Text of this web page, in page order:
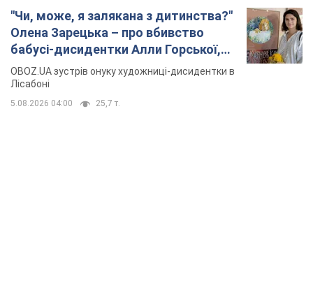
"Чи, може, я залякана з дитинства?"
Олена Зарецька – про вбивство
бабусі-дисидентки Алли Горської,
критику Дмитра Стуса та втечу в
Португалію з 5 дітьми
OBOZ.UA зустрів онуку художниці-дисидентки в
Лісабоні
5.08.2026 04:00 25,7 т.